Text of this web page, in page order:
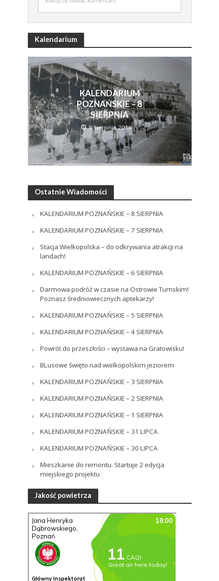
Kalendarium
KALENDARIUM
POZNAŃSKIE – 8
SIERPNIA
8 Sierpnia 2026
Ostatnie Wiadomości
KALENDARIUM POZNAŃSKIE – 8 SIERPNIA
KALENDARIUM POZNAŃSKIE – 7 SIERPNIA
Stacja Wielkopolska – do odkrywania atrakcji na
landach!
KALENDARIUM POZNAŃSKIE – 6 SIERPNIA
Darmowa podróż w czasie na Ostrowie Tumskim!
Poznasz średniowiecznych aptekarzy!
KALENDARIUM POZNAŃSKIE – 5 SIERPNIA
KALENDARIUM POZNAŃSKIE – 4 SIERPNIA
Powrót do przeszłości – wystawa na Gratowisku!
BLusowe święto nad wielkopolskim jeziorem
KALENDARIUM POZNAŃSKIE – 3 SIERPNIA
KALENDARIUM POZNAŃSKIE – 2 SIERPNIA
KALENDARIUM POZNAŃSKIE – 1 SIERPNIA
KALENDARIUM POZNAŃSKIE – 31 LIPCA
KALENDARIUM POZNAŃSKIE – 30 LIPCA
Mieszkanie do remontu. Startuje 2 edycja
miejskiego projektu
Jakość powietrza